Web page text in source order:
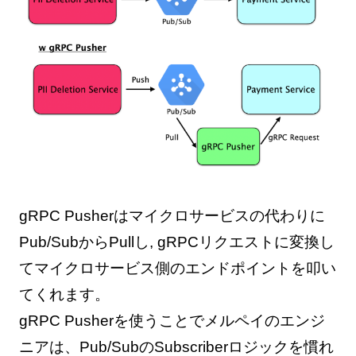
gRPC Pusherはマイクロサービスの代わりに
Pub/SubからPullし, gRPCリクエストに変換し
てマイクロサービス側のエンドポイントを叩い
てくれます。
gRPC Pusherを使うことでメルペイのエンジ
ニアは、Pub/SubのSubscriberロジックを慣れ